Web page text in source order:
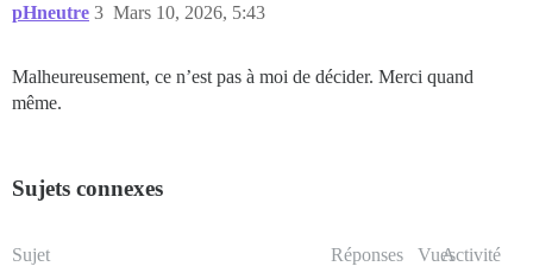
pHneutre Mars 10, 2026, 5:43
3
Malheureusement, ce n’est pas à moi de décider. Merci quand
même.
Sujets connexes
Sujet Réponses VuesActivité